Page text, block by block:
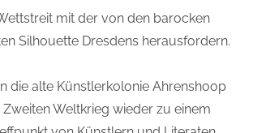
mit der von den barocken
Silhouette Dresdens herausfordern.
die alte Künstlerkolonie Ahrenshoop
Weltkrieg wieder zu einem